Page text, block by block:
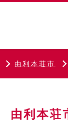
由利本荘市
由利本荘